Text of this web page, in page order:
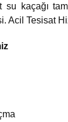
su kaçağı
Acil Tesisat